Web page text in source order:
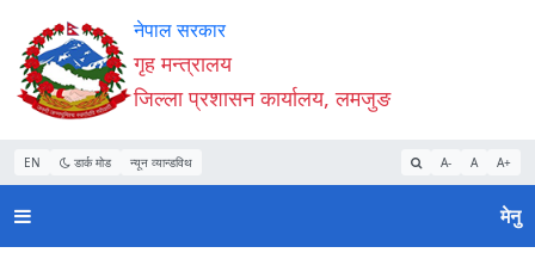
Accessibility
Mode
सुरु
गर्नुहोस्
सामाग्री
पढ्नुहाेस्
नेभिगेसन
पढ्नुहाेस्
वेबसाइट
खोजमा
जानुहोस्
नेपाल सरकार
गृह मन्त्रालय
जिल्ला प्रशासन कार्यालय, लमजुङ
EN डार्क मोड न्यून व्यान्डविथ A- A A+
मेनु